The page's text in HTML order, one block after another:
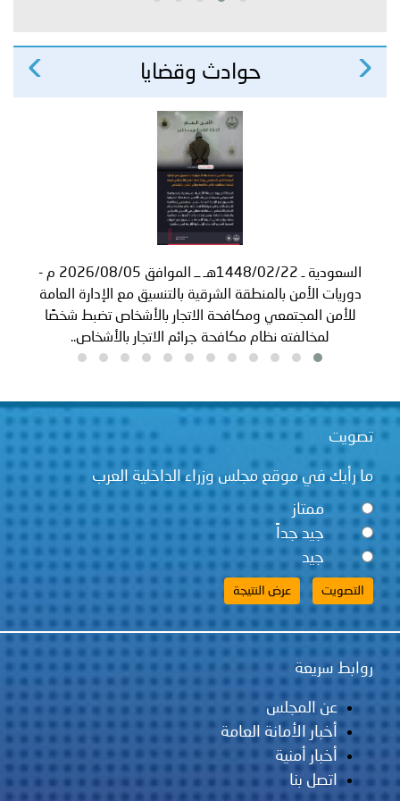
‹
› حوادث وقضايا
السعودية ـ 1448/02/22هـ ــ الموافق 2026/08/05 م -
دوريات الأمن بالمنطقة الشرقية بالتنسيق مع الإدارة العامة
للأمن المجتمعي ومكافحة الاتجار بالأشخاص تضبط شخصًا
لمخالفته نظام مكافحة جرائم الاتجار بالأشخاص..
تصويت
ما رأيك في موقع مجلس وزراء الداخلية العرب
ممتاز
جيد جداً
جيد
روابط سريعة
عن المجلس
أخبار الأمانة العامة
أخبار أمنية
اتصل بنا